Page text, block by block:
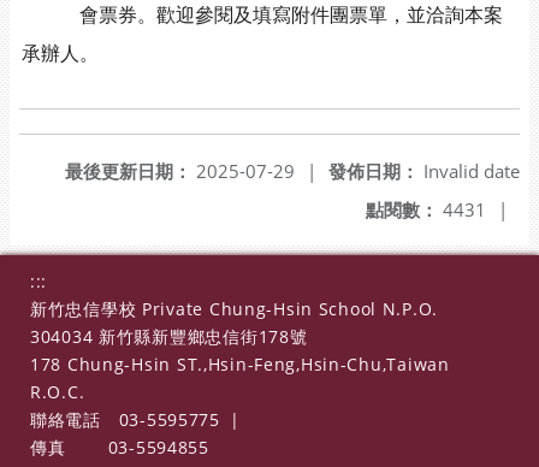
會票券。歡迎參閱及填寫附件團票單，並洽詢本案
承辦人。
發佈日期： Invalid date
最後更新日期： 2025-07-29
|
點閱數： 4431 |
:::
新竹忠信學校 Private Chung-Hsin School N.P.O.
304034 新竹縣新豐鄉忠信街178號
178 Chung-Hsin ST.,Hsin-Feng,Hsin-Chu,Taiwan
R.O.C.
聯絡電話
03-5595775
|
傳真
03-5594855